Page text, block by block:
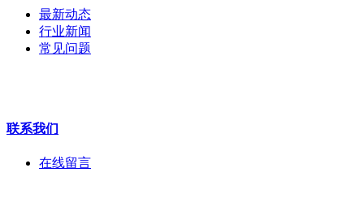
安检门
工程宝
海康机器人
最新动态
行业新闻
常见问题
联系我们
在线留言